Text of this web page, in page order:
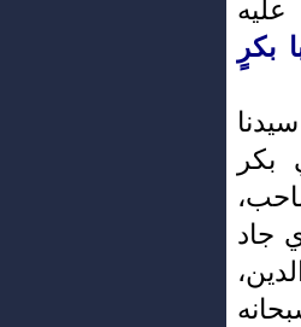
بكرٍ
بكر
جاد